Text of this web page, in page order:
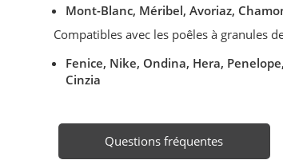
Mont-Blanc, Méribel, Avoriaz,
Compatibles avec les poêles à granules
Fenice, Nike, Ondina, Hera,
Cinzia
Questions fréquentes